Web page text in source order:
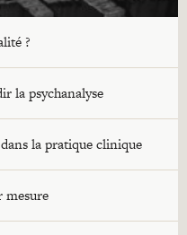
?
la psychanalyse
la pratique clinique
mesure